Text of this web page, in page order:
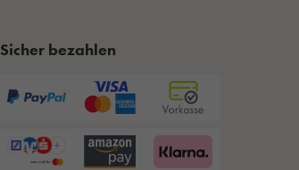
Sicher bezahlen